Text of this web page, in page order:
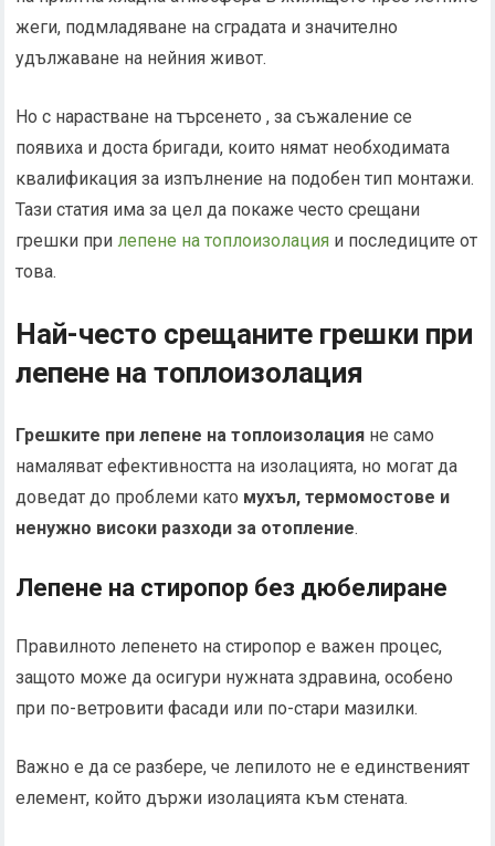
жеги, подмладяване на сградата и значително
удължаване на нейния живот.
Но с нарастване на търсенето , за съжаление се
появиха и доста бригади, които нямат необходимата
квалификация за изпълнение на подобен тип монтажи.
Тази статия има за цел да покаже често срещани
грешки прилепене на топлоизолация и последиците от
това.
Най-често срещаните грешки при
лепене на топлоизолация
Грешките при лепене на топлоизолация не само
намаляват ефективността на изолацията, но могат да
доведат до проблеми като мухъл, термомостове и
ненужно високи разходи за отопление.
Лепене на стиропор без дюбелиране
Правилното лепенето на стиропор е важен процес,
защото може да осигури нужната здравина, особено
при по-ветровити фасади или по-стари мазилки.
Важно е да се разбере, че лепилото не е единственият
елемент, който държи изолацията към стената.